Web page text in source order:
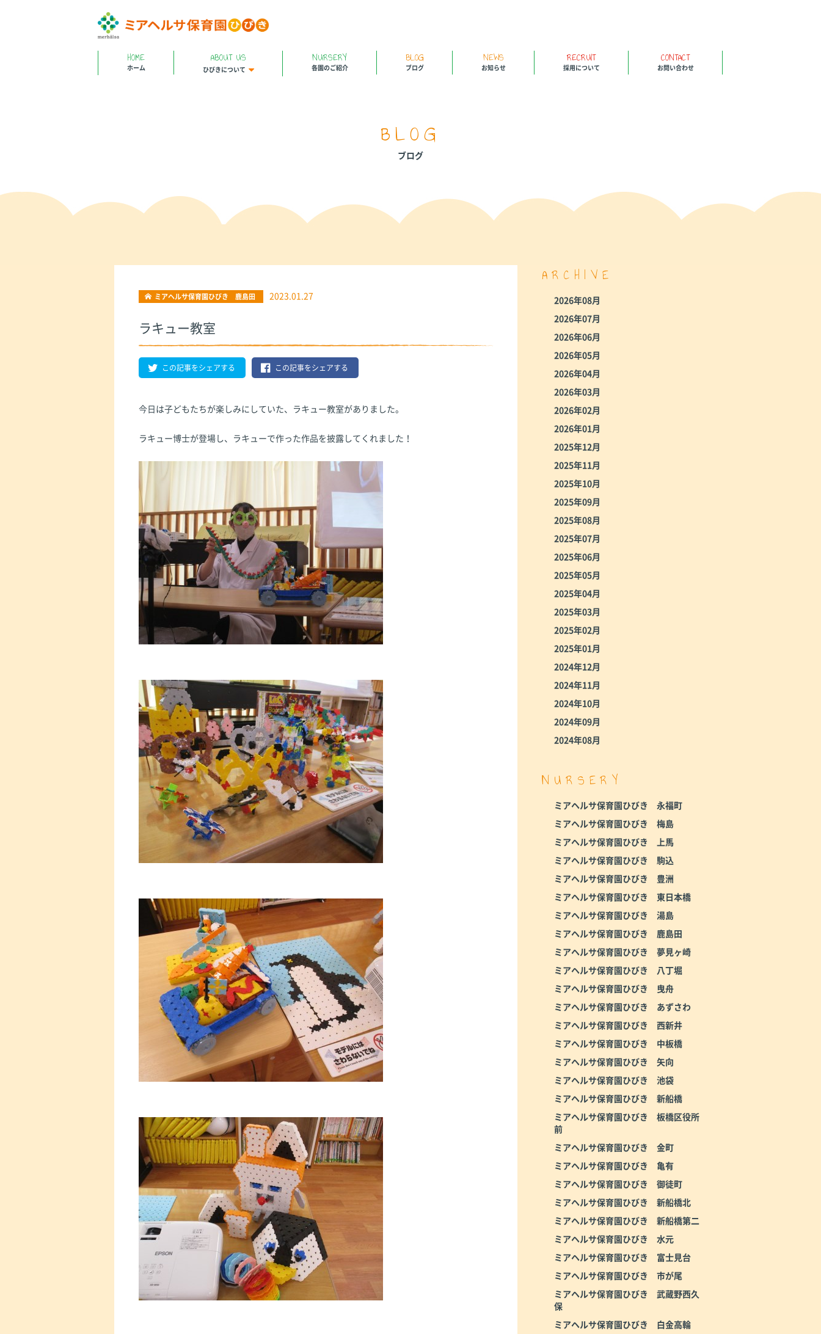
HOME
ホーム
ABOUT US
ひびきについて
NURSERY
各園のご紹介
BLOG
ブログ
NEWS
お知らせ
RECRUIT
採用について
CONTACT
お問い合わせ
BLOG
ブログ
ミアヘルサ保育園ひびき 鹿島田 2023.01.27
ラキュー教室
この記事をシェアする この記事をシェアする
今日は子どもたちが楽しみにしていた、ラキュー教室がありました。
ラキュー博士が登場し、ラキューで作った作品を披露してくれました！
ARCHIVE
2026年08月
2026年07月
2026年06月
2026年05月
2026年04月
2026年03月
2026年02月
2026年01月
2025年12月
2025年11月
2025年10月
2025年09月
2025年08月
2025年07月
2025年06月
2025年05月
2025年04月
2025年03月
2025年02月
2025年01月
2024年12月
2024年11月
2024年10月
2024年09月
2024年08月
NURSERY
ミアヘルサ保育園ひびき 永福町
ミアヘルサ保育園ひびき 梅島
ミアヘルサ保育園ひびき 上馬
ミアヘルサ保育園ひびき 駒込
ミアヘルサ保育園ひびき 豊洲
ミアヘルサ保育園ひびき 東日本橋
ミアヘルサ保育園ひびき 湯島
ミアヘルサ保育園ひびき 鹿島田
ミアヘルサ保育園ひびき 夢見ヶ崎
ミアヘルサ保育園ひびき 八丁堀
ミアヘルサ保育園ひびき 曳舟
ミアヘルサ保育園ひびき あずさわ
ミアヘルサ保育園ひびき 西新井
ミアヘルサ保育園ひびき 中板橋
ミアヘルサ保育園ひびき 矢向
ミアヘルサ保育園ひびき 池袋
ミアヘルサ保育園ひびき 新船橋
ミアヘルサ保育園ひびき 板橋区役所
前
ミアヘルサ保育園ひびき 金町
ミアヘルサ保育園ひびき 亀有
ミアヘルサ保育園ひびき 御徒町
ミアヘルサ保育園ひびき 新船橋北
ミアヘルサ保育園ひびき 新船橋第二
ミアヘルサ保育園ひびき 水元
ミアヘルサ保育園ひびき 富士見台
ミアヘルサ保育園ひびき 市が尾
ミアヘルサ保育園ひびき 武蔵野西久
保
ミアヘルサ保育園ひびき 白金高輪